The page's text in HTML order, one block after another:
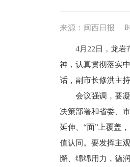
来源：闽西日报
4月22日，龙岩市
神，认真贯彻落实
话，副市长修洪主
会议强调，要凝
决策部署和省委、
延伸、“面”上覆盖
值认同。要发挥主
懈、绵绵用力，德